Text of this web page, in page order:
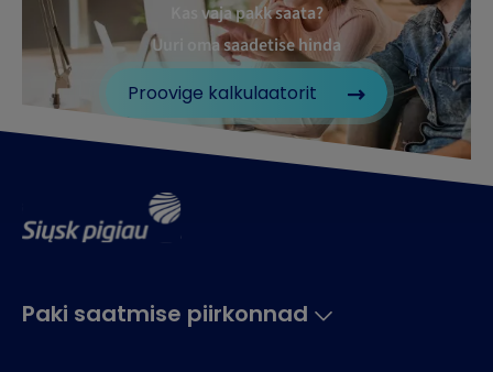
Kas vaja pakk saata?
Uuri oma saadetise hinda
Proovige kalkulaatorit
Paki saatmise piirkonnad